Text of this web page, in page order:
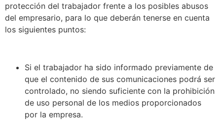
protección del trabajador frente a los posibles abusos
del empresario, para lo que deberán tenerse en cuenta
los siguientes puntos:
Si el trabajador ha sido informado previamente de
que el contenido de sus comunicaciones podrá ser
controlado, no siendo suficiente con la prohibición
de uso personal de los medios proporcionados
por la empresa.